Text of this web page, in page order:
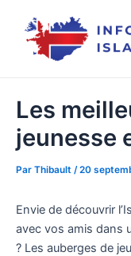
contenu
Les
jeunesse
Par Thibault /20
Envie de découvrir
avec vos amis dans
? Les auberges de